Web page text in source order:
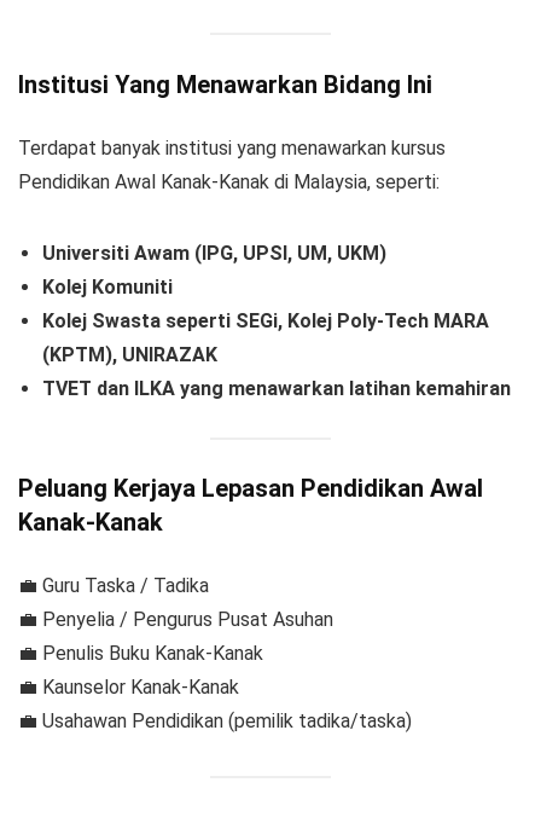
Institusi Yang Menawarkan Bidang Ini
Terdapat banyak institusi yang menawarkan kursus
Pendidikan Awal Kanak-Kanak di Malaysia, seperti:
Universiti Awam (IPG, UPSI, UM, UKM)
Kolej Komuniti
Kolej Swasta seperti SEGi, Kolej Poly-Tech MARA
(KPTM), UNIRAZAK
TVET dan ILKA yang menawarkan latihan kemahiran
Peluang Kerjaya Lepasan Pendidikan Awal
Kanak-Kanak
💼 Guru Taska / Tadika
💼 Penyelia / Pengurus Pusat Asuhan
💼 Penulis Buku Kanak-Kanak
💼 Kaunselor Kanak-Kanak
💼 Usahawan Pendidikan (pemilik tadika/taska)